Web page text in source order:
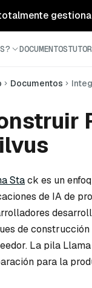
DOCUMENTOS
Documentos
Stack es un
de IA de
de
La pila
para la